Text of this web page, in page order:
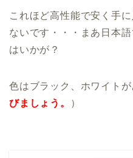
これほど高性能で安く手
ないです・・・まあ日本
はいかが？
色はブラック、ホワイト
びましょう。
）